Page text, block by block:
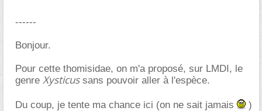
------
Bonjour.
Pour cette thomisidae, on m'a proposé, sur LMDI, le
genre Xysticussans pouvoir aller à l'espèce.
Du coup, je tente ma chance ici (on ne sait jamais )